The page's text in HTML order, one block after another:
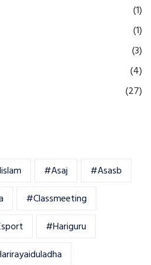
(1)
(1)
(3)
(4)
(27)
#asaj
#asasb
#classmeeting
#hariguru